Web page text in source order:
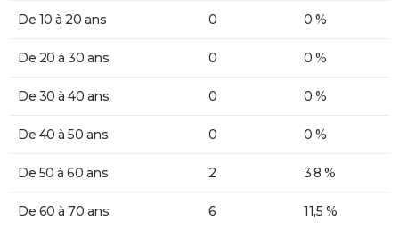
De 10 à 20 ans 0 0 %
De 20 à 30 ans 0 0 %
De 30 à 40 ans 0 0 %
De 40 à 50 ans 0 0 %
De 50 à 60 ans 2 3,8 %
De 60 à 70 ans 6 11,5 %